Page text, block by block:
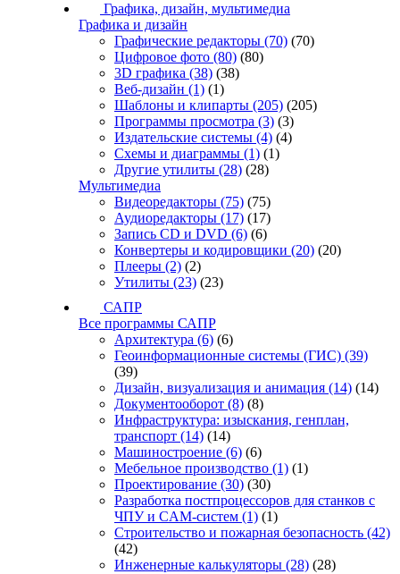
Графика, дизайн, мультимедиа
Графика и дизайн
Графические редакторы (70) (70)
Цифровое фото (80) (80)
3D графика (38) (38)
Веб-дизайн (1) (1)
Шаблоны и клипарты (205) (205)
Программы просмотра (3) (3)
Издательские системы (4) (4)
Схемы и диаграммы (1) (1)
Другие утилиты (28) (28)
Мультимедиа
Видеоредакторы (75) (75)
Аудиоредакторы (17) (17)
Запись CD и DVD (6) (6)
Конвертеры и кодировщики (20) (20)
Плееры (2) (2)
Утилиты (23) (23)
САПР
Все программы САПР
Архитектура (6) (6)
Геоинформационные системы (ГИС) (39)
(39)
Дизайн, визуализация и анимация (14) (14)
Документооборот (8) (8)
Инфраструктура: изыскания, генплан,
транспорт (14) (14)
Машиностроение (6) (6)
Мебельное производство (1) (1)
Проектирование (30) (30)
Разработка постпроцессоров для станков с
ЧПУ и CAM-систем (1) (1)
Строительство и пожарная безопасность (42)
(42)
Инженерные калькуляторы (28) (28)